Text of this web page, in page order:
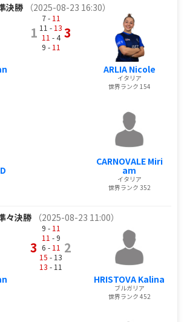
決勝 （2025-08-23 16:30）
1
7 - 11
11 - 13
11 - 4
9 - 11
3
ARLIA Nicole
イタリア
世界ランク 154
CARNOVALE Miri
am
イタリア
世界ランク 352
々決勝 （2025-08-23 11:00）
3
9 - 11
11 - 9
6 - 11
15 - 13
13 - 11
2
HRISTOVA Kalina
ブルガリア
世界ランク 452